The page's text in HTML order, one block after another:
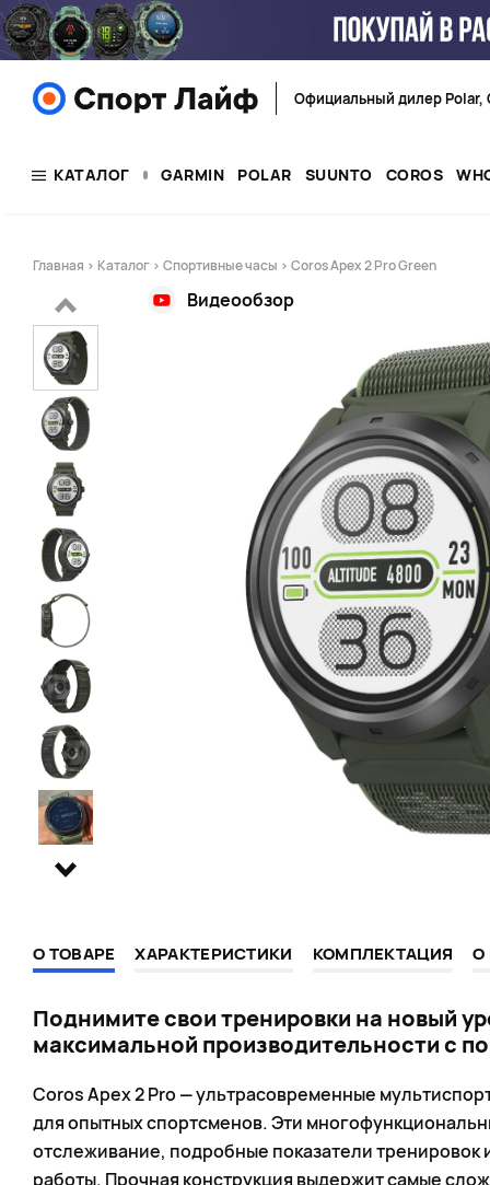
Официальный дилер Polar,
КАТАЛОГ GARMIN POLAR SUUNTO COROS
Главная > Каталог > Спортивные часы > Coros Apex 2 Pro Green
Видеообзор
О ТОВАРЕ ХАРАКТЕРИСТИКИ КОМПЛЕКТАЦИЯ О
Поднимите свои тренировки на новый
максимальной производительности с
Coros Apex 2 Pro — ультрасовременные
для опытных спортсменов. Эти
отслеживание, подробные показатели тренировок
работы. Прочная конструкция выдержит самые